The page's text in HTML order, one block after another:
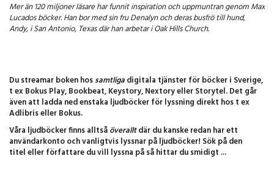
Mer än 120 miljoner läsare har funnit inspiration och uppmuntran genom Max
Lucados böcker. Han bor med sin fru Denalyn och deras busfrö till hund,
Andy, i San Antonio, Texas där han arbetar i Oak Hills Church.
Du streamar boken hossamtligadigitala tjänster för böcker i Sverige,
t ex Bokus Play, Bookbeat, Keystory, Nextory eller Storytel. Det går
även att ladda ned enstaka ljudböcker för lyssning direkt hos t ex
Adlibris eller Bokus.
Våra ljudböcker finns alltsåöveralltdär du kanske redan har ett
användarkonto och vanligtvis lyssnar på ljudböcker! Sök på den
titel eller författare du vill lyssna på så hittar du smidigt ...